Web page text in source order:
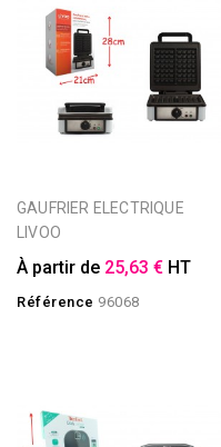
GAUFRIER ELECTRIQUE
LIVOO
À partir de 25,63 € HT
Référence 96068